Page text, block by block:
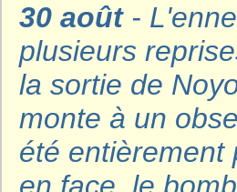
30 août-
plusieurs
la sortie de
monte à un
été entièrement